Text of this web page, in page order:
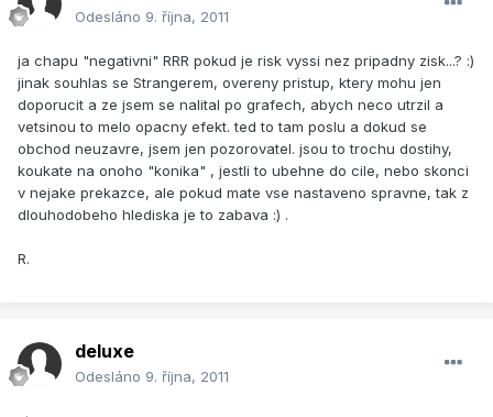
Odesláno 9. října, 2011
ja chapu "negativni" RRR pokud je risk vyssi nez pripadny zisk...? :)
jinak souhlas se Strangerem, overeny pristup, ktery mohu jen
doporucit a ze jsem se nalital po grafech, abych neco utrzil a
vetsinou to melo opacny efekt. ted to tam poslu a dokud se
obchod neuzavre, jsem jen pozorovatel. jsou to trochu dostihy,
koukate na onoho "konika" , jestli to ubehne do cile, nebo skonci
v nejake prekazce, ale pokud mate vse nastaveno spravne, tak z
dlouhodobeho hlediska je to zabava :) .
R.
deluxe
Odesláno 9. října, 2011